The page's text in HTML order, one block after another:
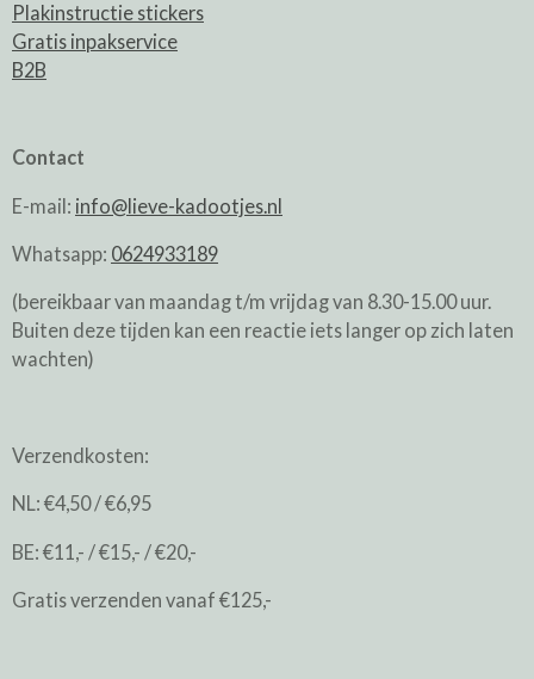
Plakinstructie stickers
Gratis inpakservice
B2B
Contact
E-mail: info@lieve-kadootjes.nl
Whatsapp: 0624933189
(bereikbaar van maandag t/m vrijdag van 8.30-15.00 uur.
Buiten deze tijden kan een reactie iets langer op zich laten
wachten)
Verzendkosten:
NL: €4,50 / €6,95
BE: €11,- / €15,- / €20,-
Gratis verzenden vanaf €125,-